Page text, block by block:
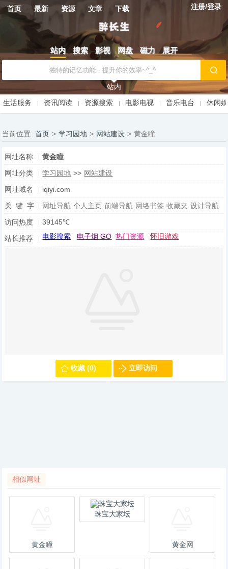
首页 最新 资源 文章 下载 注册/登录
站内 搜索 影视 网盘 磁力 展开
站内
生活服务
资讯阅读 资源搜索 电影电视 音乐电台 休闲
当前位置: 首页 > 学习园地 > 网站建设 > 黄金瞳
网址名称
黄金瞳
网址分类
学习园地 >> 网站建设
网址域名
iqiyi.com
关 键 字
网址导航 个人主页 前端导航 网络书签 收藏夹 设计导航
访问热度
39145℃
站长推荐
电影搜索 电子烟 GO 热门资源 怀旧游戏
收藏 (0) 立即访问
相似网址
黄金瞳
珠宝大家坛
黄金网